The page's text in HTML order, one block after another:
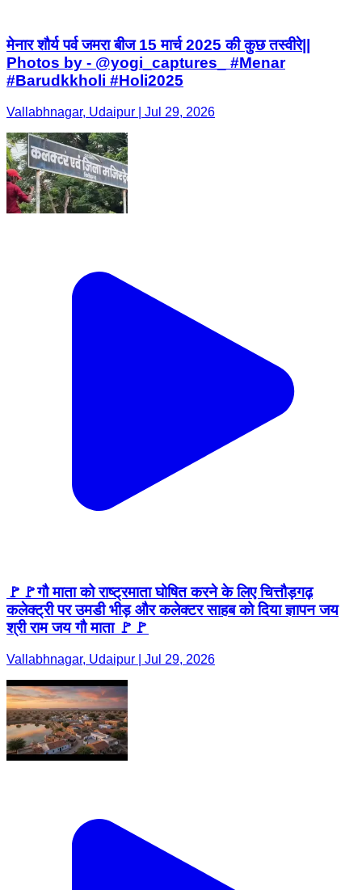
मेनार शौर्य पर्व जमरा बीज 15 मार्च 2025 की कुछ तस्वीरे||
Photos by - @yogi_captures_ #Menar
#Barudkkholi #Holi2025
Vallabhnagar, Udaipur | Jul 29, 2026
🚩🚩गौ माता को राष्ट्रमाता घोषित करने के लिए चित्तौड़गढ़
कलेक्ट्री पर उमडी भीड़ और कलेक्टर साहब को दिया ज्ञापन जय
श्री राम जय गौ माता 🚩🚩
Vallabhnagar, Udaipur | Jul 29, 2026